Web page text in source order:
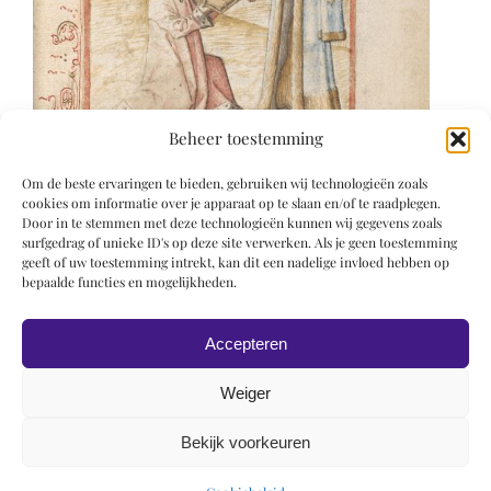
Beheer toestemming
Om de beste ervaringen te bieden, gebruiken wij technologieën zoals
cookies om informatie over je apparaat op te slaan en/of te raadplegen.
Door in te stemmen met deze technologieën kunnen wij gegevens zoals
surfgedrag of unieke ID's op deze site verwerken. Als je geen toestemming
geeft of uw toestemming intrekt, kan dit een nadelige invloed hebben op
bepaalde functies en mogelijkheden.
Accepteren
Weiger
Bekijk voorkeuren